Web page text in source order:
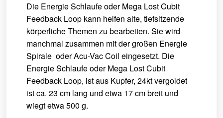
Die Energie Schlaufe oder Mega Lost Cubit
Feedback Loop kann helfen alte, tiefsitzende
körperliche Themen zu bearbeiten. Sie wird
manchmal zusammen mit der großen Energie
Spirale oder Acu-Vac Coil eingesetzt. Die
Energie Schlaufe oder Mega Lost Cubit
Feedback Loop, ist aus Kupfer, 24kt vergoldet
ist ca. 23 cm lang und etwa 17 cm breit und
wiegt etwa 500 g.